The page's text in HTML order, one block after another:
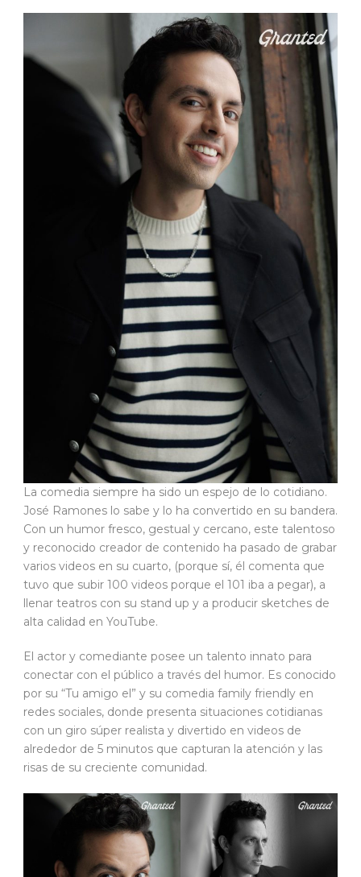
La comedia siempre ha sido un espejo de lo cotidiano.
José Ramones lo sabe y lo ha convertido en su bandera.
Con un humor fresco, gestual y cercano, este talentoso
y reconocido creador de contenido ha pasado de grabar
varios videos en su cuarto, (porque sí, él comenta que
tuvo que subir 100 videos porque el 101 iba a pegar), a
llenar teatros con su stand up y a producir sketches de
alta calidad en YouTube.
El actor y comediante posee un talento innato para
conectar con el público a través del humor. Es conocido
por su “Tu amigo el” y su comedia family friendly en
redes sociales, donde presenta situaciones cotidianas
con un giro súper realista y divertido en videos de
alrededor de 5 minutos que capturan la atención y las
risas de su creciente comunidad.